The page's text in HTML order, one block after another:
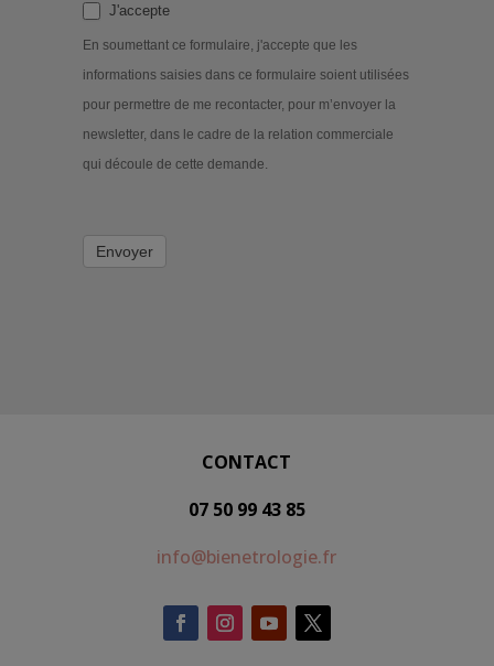
J'accepte
En soumettant ce formulaire, j'accepte que les
informations saisies dans ce formulaire soient utilisées
pour permettre de me recontacter, pour m’envoyer la
newsletter, dans le cadre de la relation commerciale
qui découle de cette demande.
Envoyer
CONTACT
07 50 99 43 85
info@bienetrologie.fr